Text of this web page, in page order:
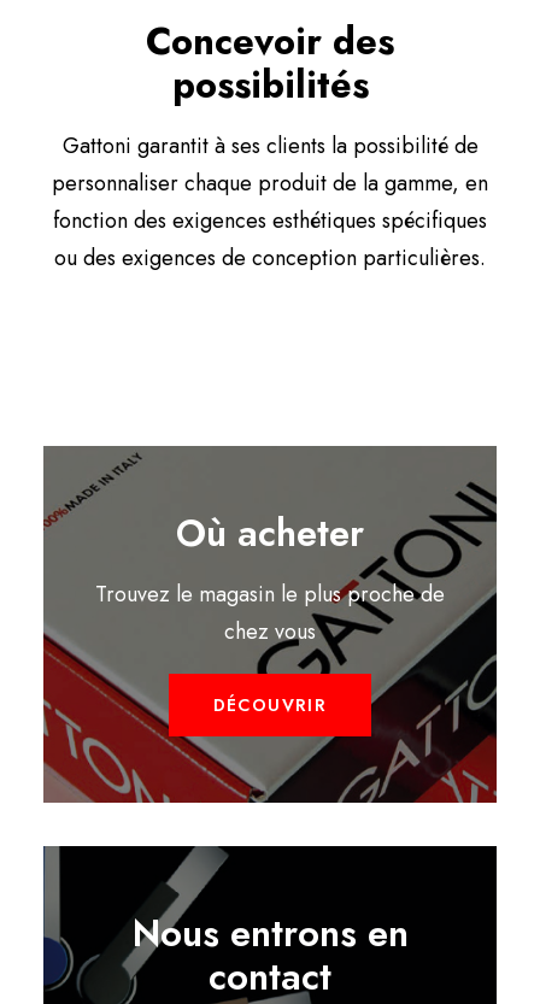
Concevoir des
possibilités
Gattoni garantit à ses clients la possibilité de
personnaliser chaque produit de la gamme, en
fonction des exigences esthétiques spécifiques
ou des exigences de conception particulières.
Où acheter
Trouvez le magasin le plus proche de
chez vous
DÉCOUVRIR
Nous entrons en
contact